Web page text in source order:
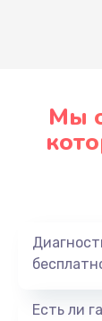
Мы
Есть ли